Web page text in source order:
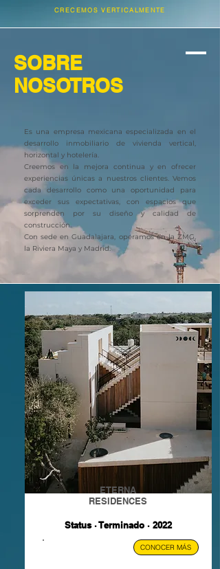
CRECEMOS VERTICALMENTE
SOBRE
NOSOTROS
Es una empresa mexicana especializada en el
desarrollo inmobiliario de vivienda vertical,
horizontal y hotelería.
Creemos en la mejora continua y en ofrecer
experiencias únicas a nuestros clientes. Vemos
cada desarrollo como una oportunidad para
exceder sus expectativas, con espacios que
sorprenden por su diseño y calidad de
construcción.
Con sede en Guadalajara, operamos en la ZMG,
la Riviera Maya y Madrid.
ETERNA
RESIDENCES
Status · Terminado · 2022
CONOCER MÁS